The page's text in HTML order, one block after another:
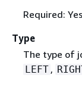
Required: Yes
Type
The type of
LEFT ,